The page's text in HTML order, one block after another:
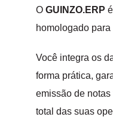
O GUINZO.ERP
homologado
Você integra os
forma prática,
emissão de
total das suas